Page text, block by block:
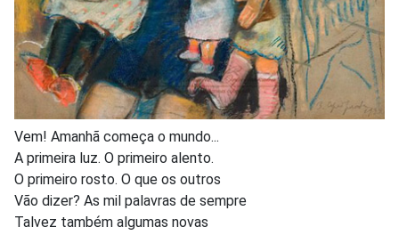
Vem! Amanhã começa o mundo...
A primeira luz. O primeiro alento.
O primeiro rosto. O que os outros
Vão dizer? As mil palavras de sempre
Talvez também algumas novas